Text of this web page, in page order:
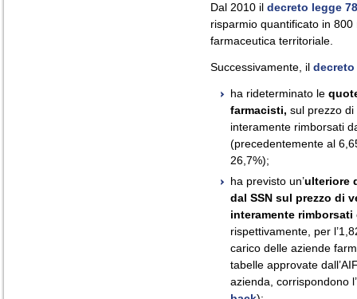
Dal 2010 il decreto legge
risparmio quantificato in
farmaceutica territoriale.
Successivamente, il decreto
ha rideterminato le
farmacisti, sul prezzo di
interamente rimborsati
(precedentemente al
26,7%);
ha previsto un’ulteriore
dal SSN sul prezzo di
interamente rimborsati
rispettivamente, per
carico delle aziende
tabelle approvate
azienda, corrispondono